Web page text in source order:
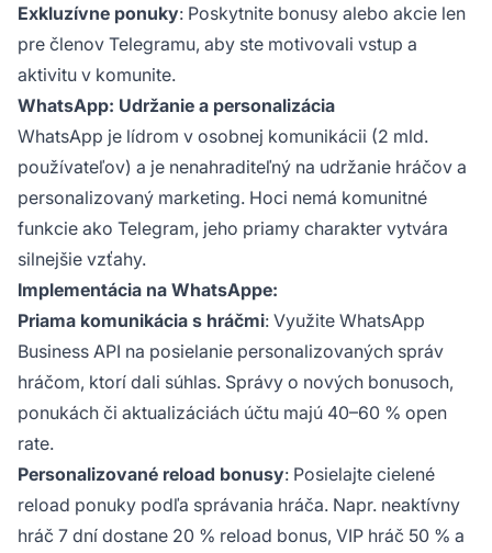
Exkluzívne ponuky: Poskytnite bonusy alebo akcie len
pre členov Telegramu, aby ste motivovali vstup a
aktivitu v komunite.
WhatsApp: Udržanie a personalizácia
WhatsApp je lídrom v osobnej komunikácii (2 mld.
používateľov) a je nenahraditeľný na udržanie hráčov a
personalizovaný marketing. Hoci nemá komunitné
funkcie ako Telegram, jeho priamy charakter vytvára
silnejšie vzťahy.
Implementácia na WhatsAppe:
Priama komunikácia s hráčmi: Využite WhatsApp
Business API na posielanie personalizovaných správ
hráčom, ktorí dali súhlas. Správy o nových bonusoch,
ponukách či aktualizáciách účtu majú 40–60 % open
rate.
Personalizované reload bonusy: Posielajte cielené
reload ponuky podľa správania hráča. Napr. neaktívny
hráč 7 dní dostane 20 % reload bonus, VIP hráč 50 % a